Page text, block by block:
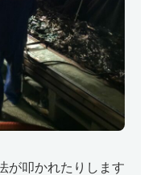
が叩かれたりします